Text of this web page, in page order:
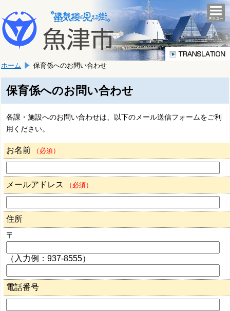
文
へ
移
ま
す。
こ
か
文
で
す。
ホーム 保育係へのお問い合わせ
保育係へのお問い合わせ
各課・施設へのお問い合わせは、以下のメール送信フォームをご利
用ください。
お名前 （必須）
メールアドレス （必須）
住所
〒
（入力例：937-8555）
電話番号